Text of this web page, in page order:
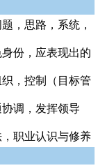
，思路，系统，
份，应表现出的
，控制（目标管
调，发挥领导
职业认识与修养